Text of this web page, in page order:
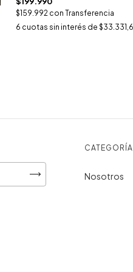
$159.992 con Transferencia
6 cuotas sin interés de
Nosotros